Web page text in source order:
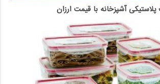
آشپزخانه با قیمت ارزان